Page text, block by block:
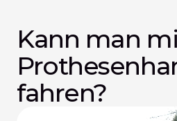
Kann man
fahren?